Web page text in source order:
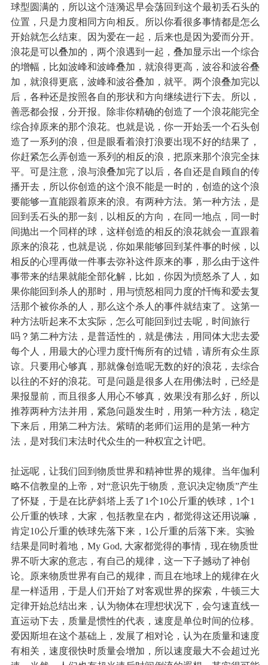
球型圆满的，所以这个涟漪迟早会荡回到这个最初丢石头的
位置，只是力度相同方向相反。所以你看很多事情都是怎么
开始就怎么结束。因为爱在一起，后来也是因为爱而分开。
浪花是可以叠加的，两个浪遇到一起，叠加显示出一个综合
的增幅，比如波峰和波峰叠加，就浪得更高，波谷和波谷叠
加，就浪得更底，波峰和波谷叠加，就平。两个浪叠加完以
后，各种还是按照各自的形状和方向继续进行下去。所以，
善恶都会报，分开报。除非你精确的创造了一个浪花能完全
综合掉原来的那个浪花。也就是说，你一开始丢一个石头创
造了一系列的浪，但是眼看着浪打浪要出现不好的结果了，
你赶紧怎么弄创造一系列的相反的浪，把原来那个浪完全抹
平。可是注意，浪与浪叠加完了以后，各自还是自顾自的传
播开去，所以你创造的这个浪不能是一时的，创造的这个浪
要能够一直能跟着原来的浪。有两种方法。第一种方法，是
回到丢石头的那一刻，以相反的方向，在同一地点，同一时
间抛出一个同样的球，这样创造的相反的浪花就会一直跟着
原来的浪花，也就是说，你如果能够回到某件事的时候，以
相反的心理再做一件事去弥补这件原来的事，那么由于这件
事带来的结果就能全部化解，比如，你因为愤怒杀了人，如
果你能回到杀人的那时，用与愤怒相同力度的忏悔和爱去复
活那个被你杀的人，那么这个杀人的事件就结束了。这第一
种方法听起来不太实际，怎么可能回到过去呢，时间旅行
吗？第二种方法，是普适性的，就是佛法，用同体大悲去爱
每个人，用最大的心理力度忏悔所有的过错，请所有众生原
谅。只要用心够真，那就像创造呢无数的好的浪花，去综合
以往的不好的浪花。可是问题是很多人在用佛法时，已经是
果报显前，而且很多人用心不够真，效果没有那么好，所以
推荐两种方法并用，紧急问题发生时，用第一种方法，稳定
下来后，用第二种方法。紫晴的老师们运用的是第一种方
法，是对我们末法时代众生的一种权宜之计吧。
扯远呢，让我们回到物质世界和精神世界的规律。当年伽利
略不信教皇的上帝，对“意识先于物质，意识决定物质”产生
了怀疑，于是在比萨斜塔上丢了1个10公斤重的铁球，1个1
公斤重的铁球，大家，包括教皇在内，都觉得这还用说嘛，
肯定10公斤重的铁球先落下来，1公斤重的后落下来。实验
结果是同时着地，My God, 大家都觉得的事情，现在物质世
界不听大家的意志，有自己的规律，这一下子撼动了神创
论。原来物质世界有自己的规律，而且在地球上的规律在火
星一样适用，于是人们开始了对客观世界的探索，牛顿三大
定律开始总结出来，认为物体在理想状况下，会匀速直线一
直运动下去，质量是惯性的代表，速度是单位时间的位移。
爱因斯坦在这个基础上，发展了相对论，认为在质量和速度
有相关，速度很快时质量会增加，所以速度最大不会超过光